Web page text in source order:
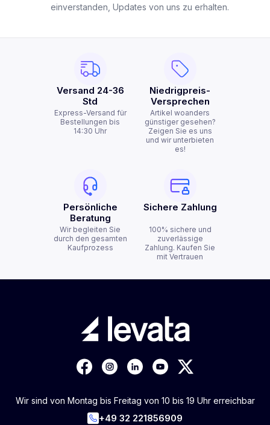
einverstanden, Updates von uns zu erhalten.
Versand 24-36
Std
Express-Versand für
Bestellungen bis
14:30 Uhr
Niedrigpreis-
Versprechen
Artikel woanders
günstiger gesehen?
Zeigen Sie es uns
und wir unterbieten
es!
Persönliche
Beratung
Wir begleiten Sie
durch den gesamten
Kaufprozess
Sichere Zahlung
100% sichere und
zuverlässige
Zahlung. Kaufen Sie
mit Vertrauen
Wir sind von Montag bis Freitag von 10 bis 19 Uhr erreichbar
+49 32 221856909